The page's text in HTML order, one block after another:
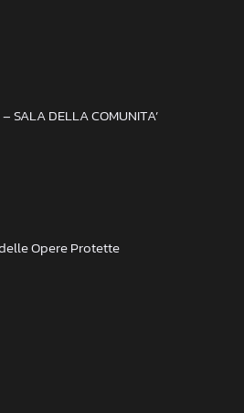
SALA DELLA COMUNITA’
Opere Protette